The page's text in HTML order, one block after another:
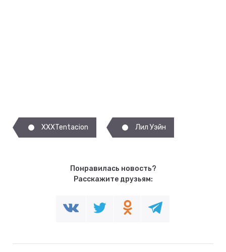
XXXTentacion Лил Уэйн
Понравилась новость?
Расскажите друзьям: